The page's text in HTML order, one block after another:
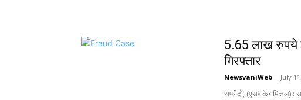
5.65 लाख रुपये
गिरफ्तार
NewsvaniWeb - July
सफीदों, (एस• के• मित्तल) :